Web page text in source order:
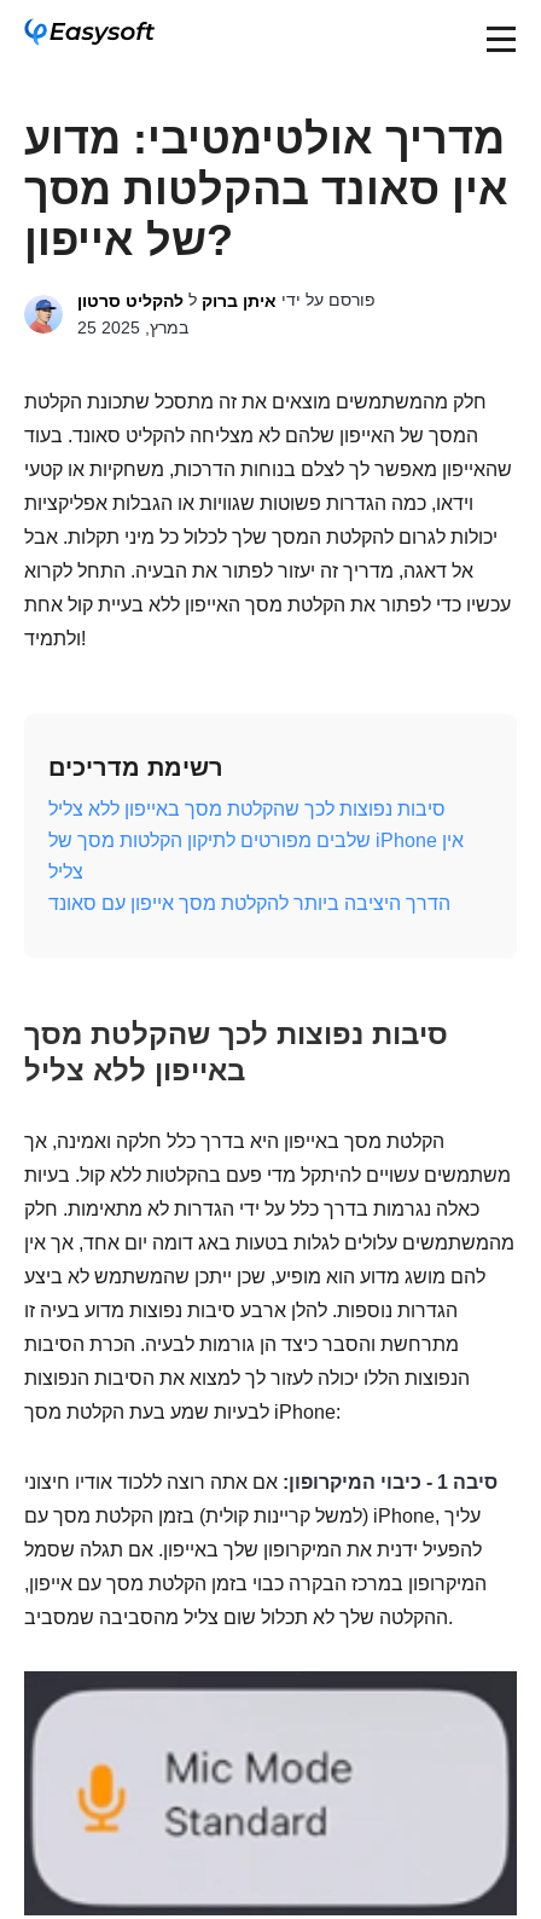
מדריך אולטימטיבי: מדוע
אין סאונד בהקלטות מסך
של אייפון?
פורסם על ידי איתן ברוק ל להקליט סרטון
25 במרץ, 2025
חלק מהמשתמשים מוצאים את זה מתסכל שתכונת הקלטת
המסך של האייפון שלהם לא מצליחה להקליט סאונד. בעוד
שהאייפון מאפשר לך לצלם בנוחות הדרכות, משחקיות או קטעי
וידאו, כמה הגדרות פשוטות שגוויות או הגבלות אפליקציות
יכולות לגרום להקלטת המסך שלך לכלול כל מיני תקלות. אבל
אל דאגה, מדריך זה יעזור לפתור את הבעיה. התחל לקרוא
עכשיו כדי לפתור את הקלטת מסך האייפון ללא בעיית קול אחת
ולתמיד!
רשימת מדריכים
סיבות נפוצות לכך שהקלטת מסך באייפון ללא צליל
שלבים מפורטים לתיקון הקלטות מסך של iPhone אין
צליל
הדרך היציבה ביותר להקלטת מסך אייפון עם סאונד
סיבות נפוצות לכך שהקלטת מסך
באייפון ללא צליל
הקלטת מסך באייפון היא בדרך כלל חלקה ואמינה, אך
משתמשים עשויים להיתקל מדי פעם בהקלטות ללא קול. בעיות
כאלה נגרמות בדרך כלל על ידי הגדרות לא מתאימות. חלק
מהמשתמשים עלולים לגלות בטעות באג דומה יום אחד, אך אין
להם מושג מדוע הוא מופיע, שכן ייתכן שהמשתמש לא ביצע
הגדרות נוספות. להלן ארבע סיבות נפוצות מדוע בעיה זו
מתרחשת והסבר כיצד הן גורמות לבעיה. הכרת הסיבות
הנפוצות הללו יכולה לעזור לך למצוא את הסיבות הנפוצות
לבעיות שמע בעת הקלטת מסך iPhone:
סיבה 1 - כיבוי המיקרופון:
אם אתה רוצה ללכוד אודיו חיצוני
(למשל קריינות קולית) בזמן הקלטת מסך עם iPhone, עליך
להפעיל ידנית את המיקרופון שלך באייפון. אם תגלה שסמל
המיקרופון במרכז הבקרה כבוי בזמן הקלטת מסך עם אייפון,
ההקלטה שלך לא תכלול שום צליל מהסביבה שמסביב.